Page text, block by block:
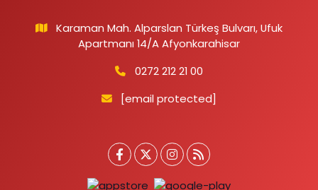
Karaman Mah. Alparslan Türkeş Bulvarı, Ufuk
Apartmanı 14/A Afyonkarahisar
0272 212 21 00
[email protected]